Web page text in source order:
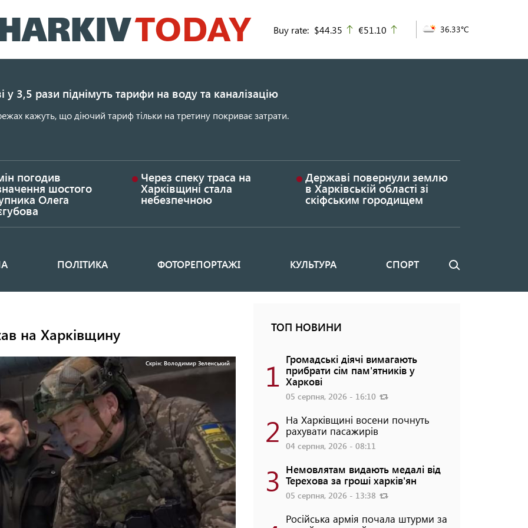
до
основного
Buy rate: $44.35 up
€51.10 36.33°C
у 3,5 рази піднімуть тарифи на воду та каналізацію
кажуть, що діючий тариф тільки на третину покриває затрати.
погодив
шостого
Олега
Через спеку траса на
Харківщині стала
небезпечною
Державі повернули землю
в Харківській області зі
скіфським городищем
ПОЛІТИКА ФОТОРЕПОРТАЖІ КУЛЬТУРА СПОРТ Пошук
на Харківщину
Скрін: Володимир Зеленський
ТОП НОВИНИ
1 Громадські діячі вимагають
прибрати сім пам'ятників у
Харкові
05 серпня, 2026 - 16:10
2 На Харківщині восени почнуть
рахувати пасажирів
04 серпня, 2026 - 08:11
3 Немовлятам видають медалі від
Терехова за гроші харків'ян
05 серпня, 2026 - 13:38
Російська армія почала штурми за